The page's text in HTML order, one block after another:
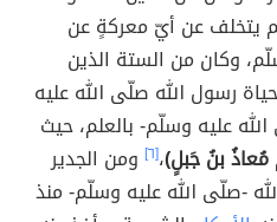
يتخلف عن أيّ معركةٍ عن
وكان من الستة الذين
رسول الله صلّى الله عليه
عليه وسلّم- بالعلم، حيث
مُعاذُ بنُ جَبلٍ)،[٦]
ومن الجدير
-صلّى الله عليه وسلّم- منذ